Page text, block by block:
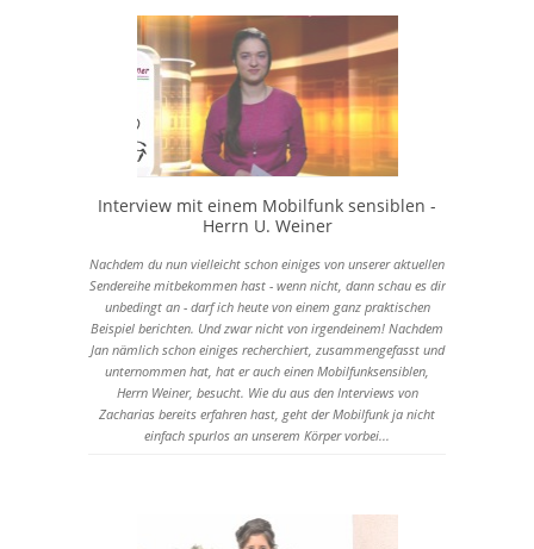
Krass – des geht wieder bis zum Anschlag!!! Das gibt’s doch
gar nicht!
Quellen:
Broschüre: Mobilfunk - die verschwiegene Gefahr
Herausgeber: Klaus Weber
Eigenversuche
Interview mit einem Mobilfunk sensiblen -
Herrn U. Weiner
Nachdem du nun vielleicht schon einiges von unserer aktuellen
Sendereihe mitbekommen hast - wenn nicht, dann schau es dir
unbedingt an - darf ich heute von einem ganz praktischen
Beispiel berichten. Und zwar nicht von irgendeinem! Nachdem
Jan nämlich schon einiges recherchiert, zusammengefasst und
unternommen hat, hat er auch einen Mobilfunksensiblen,
Herrn Weiner, besucht. Wie du aus den Interviews von
Zacharias bereits erfahren hast, geht der Mobilfunk ja nicht
einfach spurlos an unserem Körper vorbei...